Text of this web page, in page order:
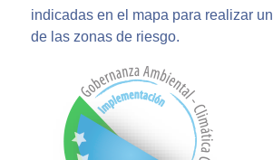
indicadas en el mapa para realizar
de las zonas de riesgo.